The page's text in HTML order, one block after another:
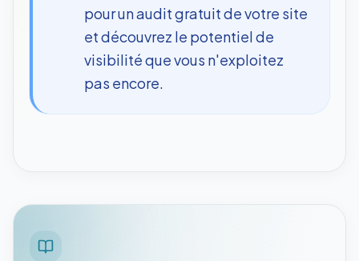
pour un audit gratuit de votre site
et découvrez le potentiel de
visibilité que vous n'exploitez
pas encore.